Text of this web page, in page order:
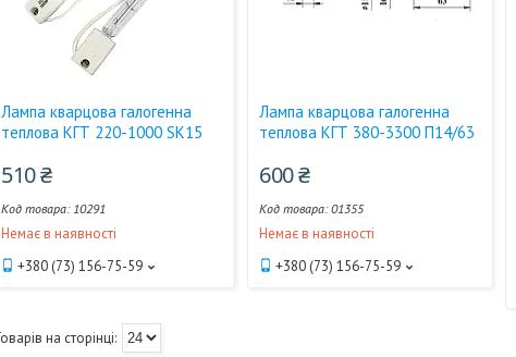
Лампа кварцова галогенна
теплова КГТ 220-1000 SK15
510 ₴
10291
Немає в наявності
+380 (73) 156-75-59
Лампа кварцова галогенна
теплова КГТ 380-3300 П14/63
600 ₴
01355
Немає в наявності
+380 (73) 156-75-59